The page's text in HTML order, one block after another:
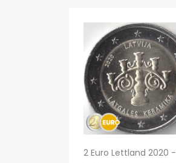
2 Euro Lettland 2020 -